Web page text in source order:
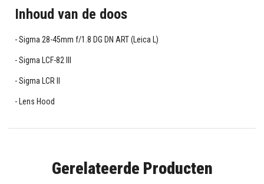
Inhoud van de doos
Sigma 28-45mm f/1.8 DG DN ART (Leica L)
Sigma LCF-82 III
Sigma LCR II
Lens Hood
Gerelateerde Producten